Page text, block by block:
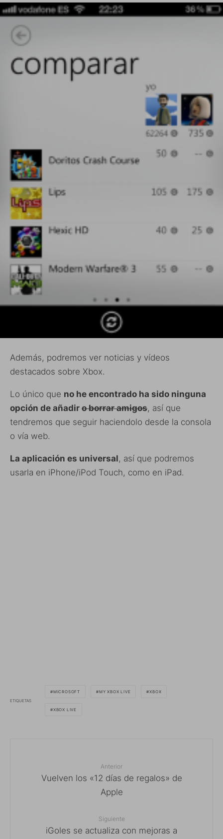
Además, podremos ver noticias y vídeos
destacados sobre Xbox.
Lo único que no he encontrado ha sido ninguna
opción de añadir o borrar amigos, así que
tendremos que seguir haciendolo desde la consola
o vía web.
La aplicación es universal, así que podremos
usarla en iPhone/iPod Touch, como en iPad.
ETIQUETAS
MICROSOFT MY XBOX LIVE XBOX
XBOX LIVE
Anterior
Vuelven los «12 días de regalos» de
Apple
Siguiente
iGoles se actualiza con mejoras a